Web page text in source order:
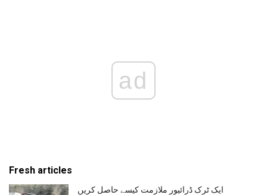
ad
Fresh articles
ایک ٹرک ڈرائیور ملازمت کیسے حاصل کریں